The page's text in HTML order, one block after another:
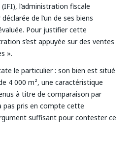
l’administration fiscale
de l’un de ses biens
Pour justifier cette
s’est appuyée sur des ventes
».
le particulier : son bien est situé
4 000 m², une caractéristique
à titre de comparaison par
pas pris en compte cette
suffisant pour contester ce